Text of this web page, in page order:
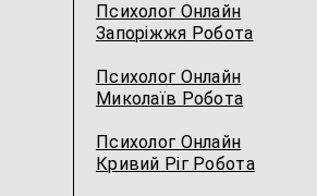
Психолог Онлайн
Запоріжжя Робота
Психолог Онлайн
Миколаїв Робота
Психолог Онлайн
Кривий Ріг Робота